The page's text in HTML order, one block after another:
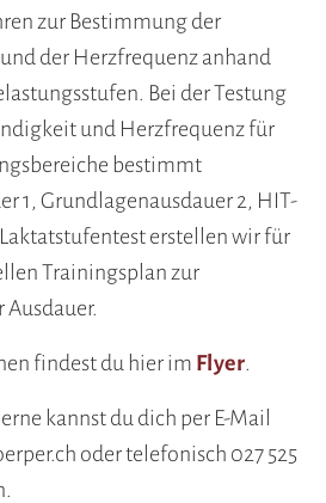
zur Bestimmung der
der Herzfrequenz anhand
Bei der Testung
und Herzfrequenz für
bestimmt
1, Grundlagenausdauer 2, HIT-
erstellen wir für
Trainingsplan zur
Ausdauer.
findest du hier im Flyer.
kannst du dich per E-Mail
oder telefonisch 027 525